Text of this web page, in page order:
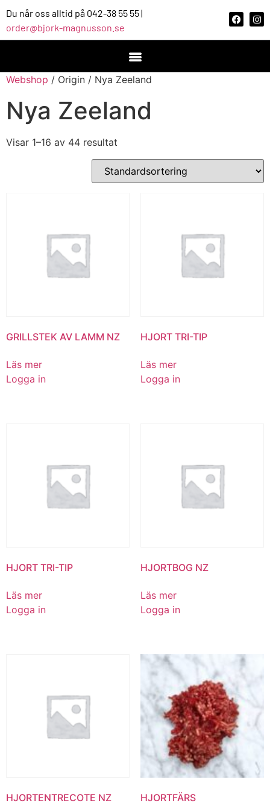
Du når oss alltid på 042-38 55 55 |
order@bjork-magnusson.se
Webshop / Origin / Nya Zeeland
Nya Zeeland
Visar 1–16 av 44 resultat
GRILLSTEK AV LAMM NZ
Läs mer
Logga in
HJORT TRI-TIP
Läs mer
Logga in
HJORT TRI-TIP
Läs mer
Logga in
HJORTBOG NZ
Läs mer
Logga in
HJORTENTRECOTE NZ HJORTFÄRS